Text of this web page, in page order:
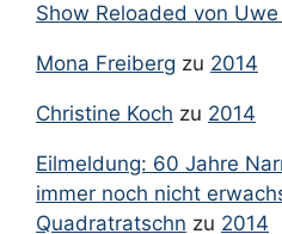
Show Reloaded von
Mona Freiberg zu 2014
Christine Koch zu 2014
Eilmeldung: 60 Jahre
immer noch nicht
Quadratratschn zu 2014